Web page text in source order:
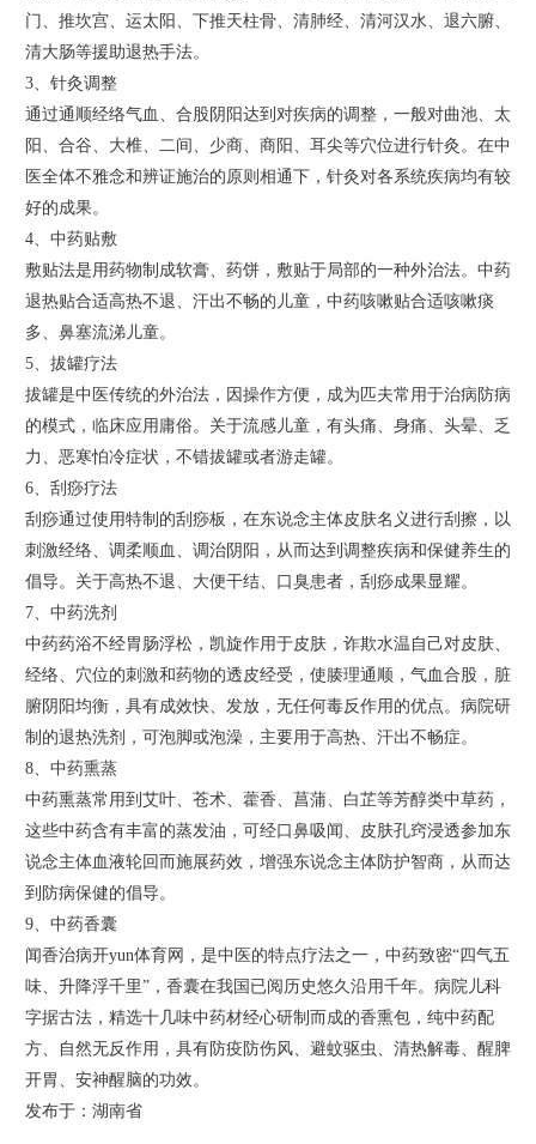
门、推坎宫、运太阳、下推天柱骨、清肺经、清河汉水、退六腑、
清大肠等援助退热手法。
3、针灸调整
通过通顺经络气血、合股阴阳达到对疾病的调整，一般对曲池、太
阳、合谷、大椎、二间、少商、商阳、耳尖等穴位进行针灸。在中
医全体不雅念和辨证施治的原则相通下，针灸对各系统疾病均有较
好的成果。
4、中药贴敷
敷贴法是用药物制成软膏、药饼，敷贴于局部的一种外治法。中药
退热贴合适高热不退、汗出不畅的儿童，中药咳嗽贴合适咳嗽痰
多、鼻塞流涕儿童。
5、拔罐疗法
拔罐是中医传统的外治法，因操作方便，成为匹夫常用于治病防病
的模式，临床应用庸俗。关于流感儿童，有头痛、身痛、头晕、乏
力、恶寒怕冷症状，不错拔罐或者游走罐。
6、刮痧疗法
刮痧通过使用特制的刮痧板，在东说念主体皮肤名义进行刮擦，以
刺激经络、调柔顺血、调治阴阳，从而达到调整疾病和保健养生的
倡导。关于高热不退、大便干结、口臭患者，刮痧成果显耀。
7、中药洗剂
中药药浴不经胃肠浮松，凯旋作用于皮肤，诈欺水温自己对皮肤、
经络、穴位的刺激和药物的透皮经受，使腠理通顺，气血合股，脏
腑阴阳均衡，具有成效快、发放，无任何毒反作用的优点。病院研
制的退热洗剂，可泡脚或泡澡，主要用于高热、汗出不畅症。
8、中药熏蒸
中药熏蒸常用到艾叶、苍术、藿香、菖蒲、白芷等芳醇类中草药，
这些中药含有丰富的蒸发油，可经口鼻吸闻、皮肤孔窍浸透参加东
说念主体血液轮回而施展药效，增强东说念主体防护智商，从而达
到防病保健的倡导。
9、中药香囊
闻香治病开yun体育网，是中医的特点疗法之一，中药致密“四气五
味、升降浮千里”，香囊在我国已阅历史悠久沿用千年。病院儿科
字据古法，精选十几味中药材经心研制而成的香熏包，纯中药配
方、自然无反作用，具有防疫防伤风、避蚊驱虫、清热解毒、醒脾
开胃、安神醒脑的功效。
发布于：湖南省